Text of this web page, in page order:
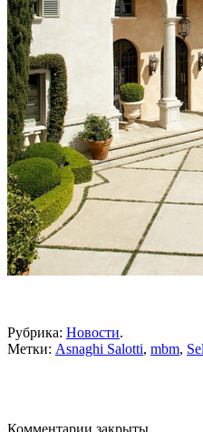
Рубрика: Новости.
Метки: Asnaghi Salotti, mbm,
Комментарии закрыты.